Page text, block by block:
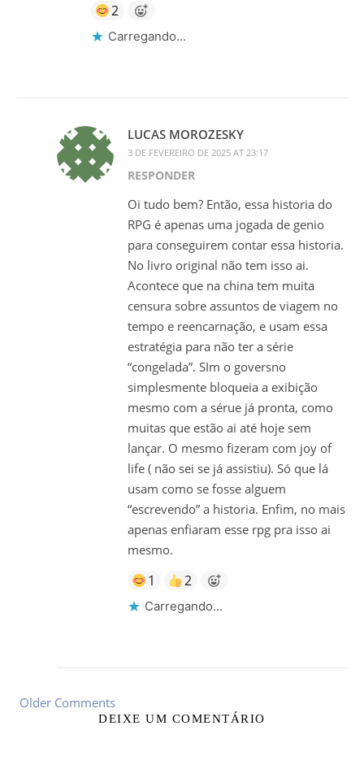
2
Carregando...
LUCAS MOROZESKY
3 DE FEVEREIRO DE 2025 AT 23:17
RESPONDER
Oi tudo bem? Então, essa historia do
RPG é apenas uma jogada de genio
para conseguirem contar essa historia.
No livro original não tem isso ai.
Acontece que na china tem muita
censura sobre assuntos de viagem no
tempo e reencarnação, e usam essa
estratégia para não ter a série
“congelada”. SIm o goversno
simplesmente bloqueia a exibição
mesmo com a sérue já pronta, como
muitas que estão ai até hoje sem
lançar. O mesmo fizeram com joy of
life ( não sei se já assistiu). Só que lá
usam como se fosse alguem
“escrevendo” a historia. Enfim, no mais
apenas enfiaram esse rpg pra isso ai
mesmo.
1 2
Carregando...
Older Comments
DEIXE UM COMENTÁRIO